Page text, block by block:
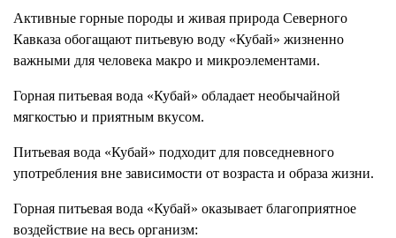
Активные горные породы и живая природа Северного
Кавказа обогащают питьевую воду «Кубай» жизненно
важными для человека макро и микроэлементами.
Горная питьевая вода «Кубай» обладает необычайной
мягкостью и приятным вкусом.
Питьевая вода «Кубай» подходит для повседневного
употребления вне зависимости от возраста и образа жизни.
Горная питьевая вода «Кубай» оказывает благоприятное
воздействие на весь организм: